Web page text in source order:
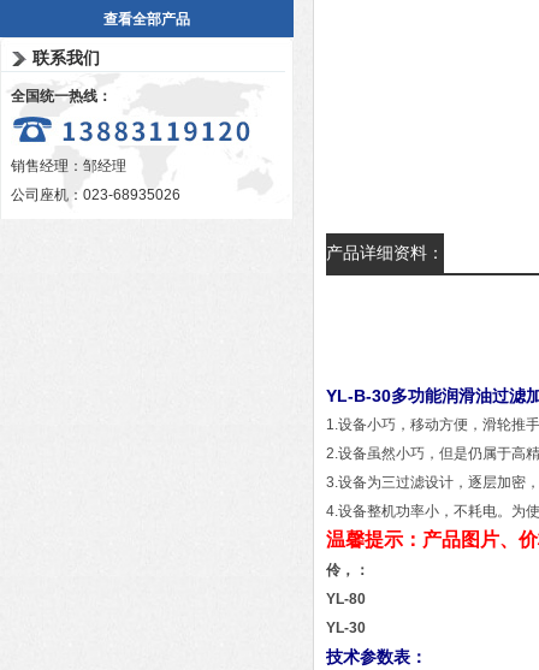
查看全部产品
联系我们
全国统一热线：
销售经理：邹经理
公司座机：023-68935026
产品详细资料：
YL-B-30多功能润滑油过滤
1.设备小巧，移动方便，滑轮推
2.设备虽然小巧，但是仍属于高
3.设备为三过滤设计，逐层加密
4.设备整机功率小，不耗电。为
温馨提示：产品图片、
伶 ，
：
YL-80
YL-30
技术参数表：